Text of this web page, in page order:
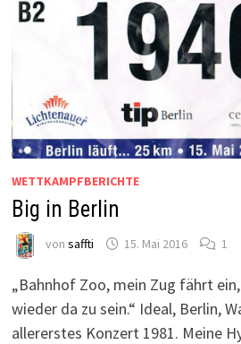
WETTKAMPFBERICHTE
Big in Berlin
von saffti 15. Mai 2016 1
„Bahnhof Zoo, mein Zug fährt
wieder da zu sein.“ Ideal, Berlin,
allererstes Konzert 1981. Meine